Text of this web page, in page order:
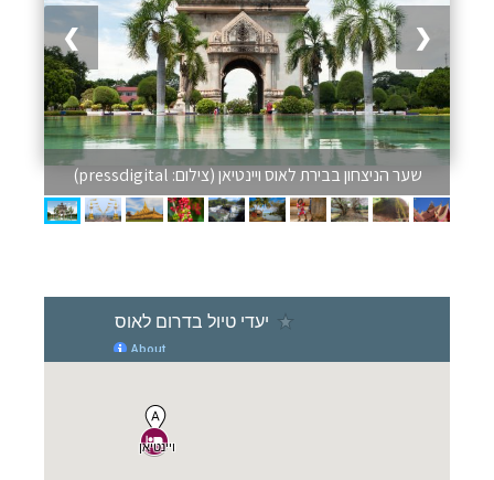
❯ ❮
שער הניצחון בבירת לאוס ויינטיאן (צילום: pressdigital)